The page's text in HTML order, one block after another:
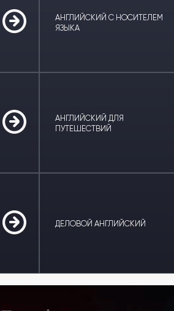
АНГЛИЙСКИЙ С НОСИТЕЛЕМ
ЯЗЫКА
АНГЛИЙСКИЙ ДЛЯ
ПУТЕШЕСТВИЙ
ДЕЛОВОЙ АНГЛИЙСКИЙ